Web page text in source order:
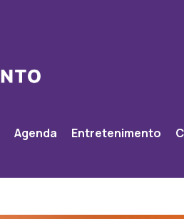
Agenda Entretenimento